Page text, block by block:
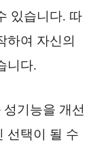
있습니다. 따
하여 자신의
니다.
기능을 개선
선택이 될 수